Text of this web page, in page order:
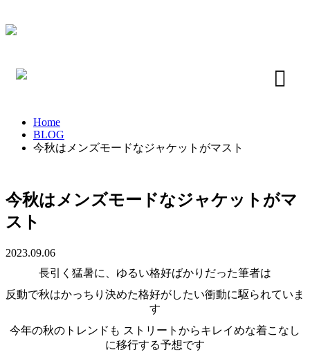
Home
BLOG
今秋はメンズモードなジャケットがマスト
今秋はメンズモードなジャケットがマ
スト
2023.09.06
長引く猛暑に、ゆるい格好ばかりだった筆者は
反動で秋はかっちり決めた格好がしたい衝動に駆られていま
す
今年の秋のトレンドも ストリートからキレイめな着こなし
に移行する予想です